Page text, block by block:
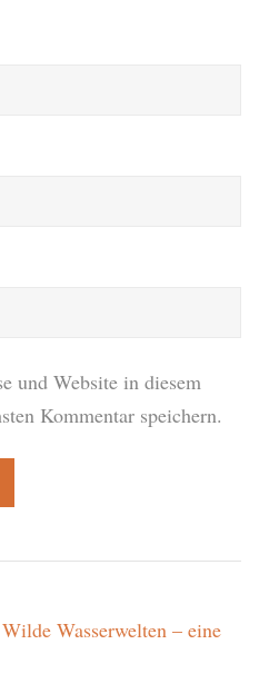
und Website in diesem
Kommentar speichern.
Wasserwelten – eine